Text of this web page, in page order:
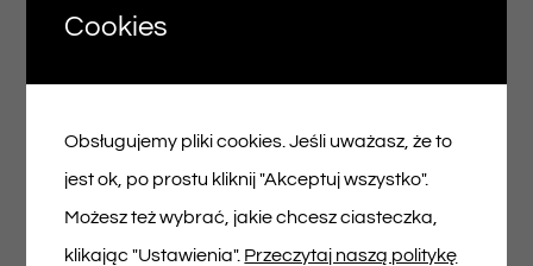
100,00zł
Dodaj do koszyka Szczegóły
Cookies
Obsługujemy pliki cookies. Jeśli uważasz, że to
jest ok, po prostu kliknij "Akceptuj wszystko".
Możesz też wybrać, jakie chcesz ciasteczka,
klikając "Ustawienia". Przeczytaj naszą politykę